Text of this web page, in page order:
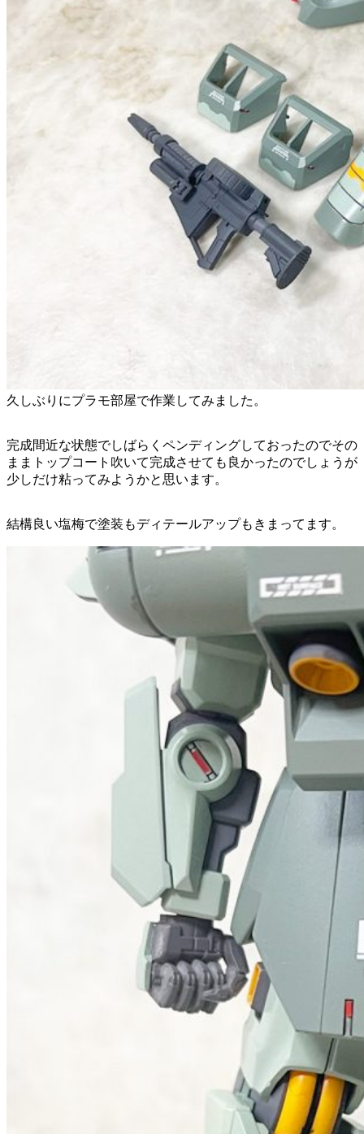
久しぶりにプラモ部屋で作業してみました。
完成間近な状態でしばらくペンディングしておったのでその
ままトップコート吹いて完成させても良かったのでしょうが
少しだけ粘ってみようかと思います。
結構良い塩梅で塗装もディテールアップもきまってます。